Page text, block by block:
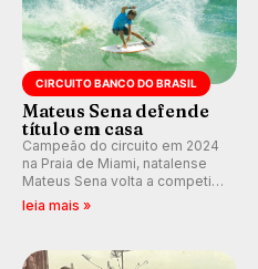
CIRCUITO BANCO DO BRASIL
Mateus Sena defende
título em casa
Campeão do circuito em 2024
na Praia de Miami, natalense
Mateus Sena volta a competir
em casa em busca de manter a
hegemonia potiguar em etapa
leia mais »